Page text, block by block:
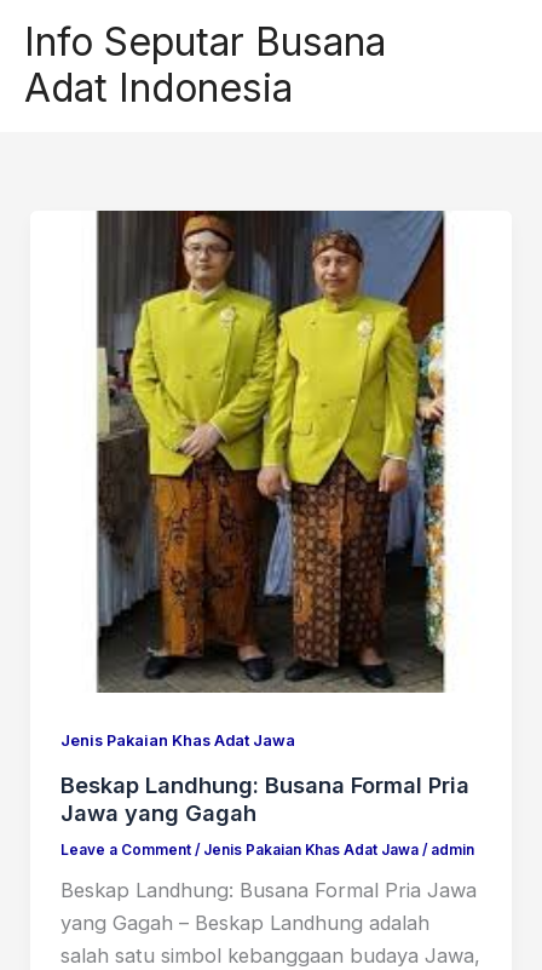
content
Info Seputar Busana
Adat Indonesia
Jenis Pakaian Khas Adat Jawa
Beskap Landhung: Busana Formal Pria
Jawa yang Gagah
Leave a Comment / Jenis Pakaian Khas Adat Jawa/ admin
Beskap Landhung: Busana Formal Pria Jawa
yang Gagah – Beskap Landhung adalah
salah satu simbol kebanggaan budaya Jawa,